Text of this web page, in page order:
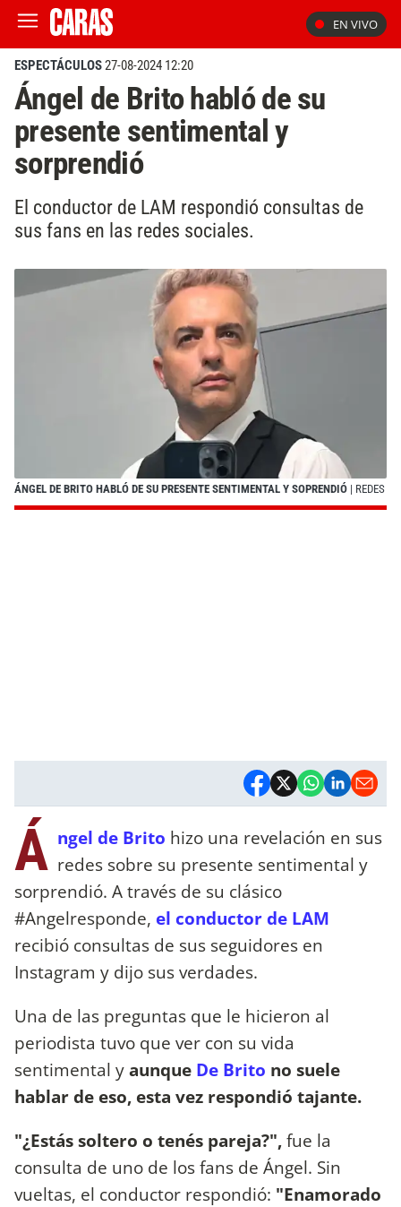
EN VIVO
ESPECTÁCULOS27-08-2024 12:20
Ángel de Brito habló de su
presente sentimental y
sorprendió
El conductor de LAM respondió consultas de
sus fans en las redes sociales.
ÁNGEL DE BRITO HABLÓ DE SU PRESENTE SENTIMENTAL Y SOPRENDIÓ | REDES
Á ngel de Brito hizo una revelación en sus
redes sobre su presente sentimental y
sorprendió. A través de su clásico
#Angelresponde, el conductor de LAM
recibió consultas de sus seguidores en
Instagram y dijo sus verdades.
Una de las preguntas que le hicieron al
periodista tuvo que ver con su vida
sentimental yaunque De Brito no suele
hablar de eso, esta vez respondió tajante.
"¿Estás soltero o tenés pareja?",fue la
consulta de uno de los fans de Ángel. Sin
vueltas, el conductor respondió: "Enamorado